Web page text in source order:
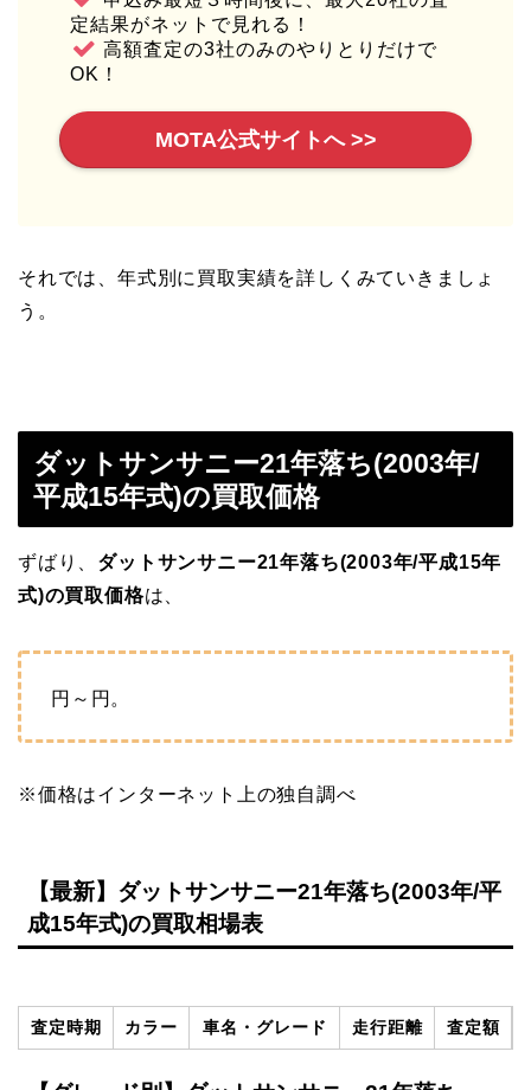
定結果がネットで見れる！
高額査定の3社のみのやりとりだけで
OK！
MOTA公式サイトへ >>
それでは、年式別に買取実績を詳しくみていきましょ
う。
ダットサンサニー21年落ち(2003年/
平成15年式)の買取価格
ずばり、 ダットサンサニー21年落ち(2003年/平成15年
式)の買取価格は、
円～ 円。
※価格はインターネット上の独自調べ
【最新】ダットサンサニー21年落ち(2003年/平
成15年式)の買取相場表
査定時期 カラー 車名・グレード 走行距離 査定額